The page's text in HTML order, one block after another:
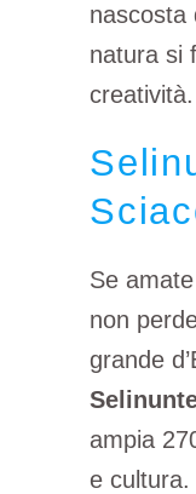
nascosta
natura si
creatività.
Se
non
grande
ampia
e